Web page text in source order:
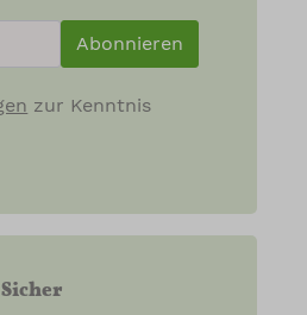
Abonnieren
zur Kenntnis